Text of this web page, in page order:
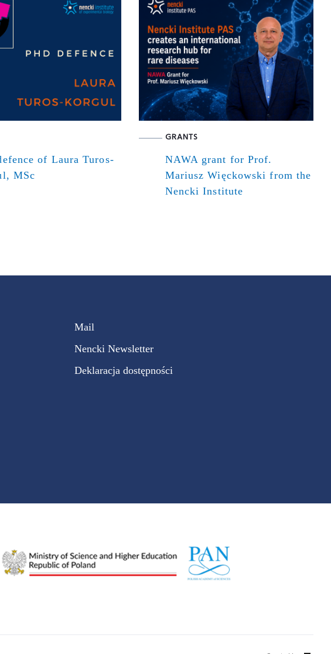
of Laura Turos-
MSc
GRANTS
NAWA grant for Prof.
Mariusz Więckowski from the
Nencki Institute
Mail
Nencki Newsletter
Deklaracja dostępności